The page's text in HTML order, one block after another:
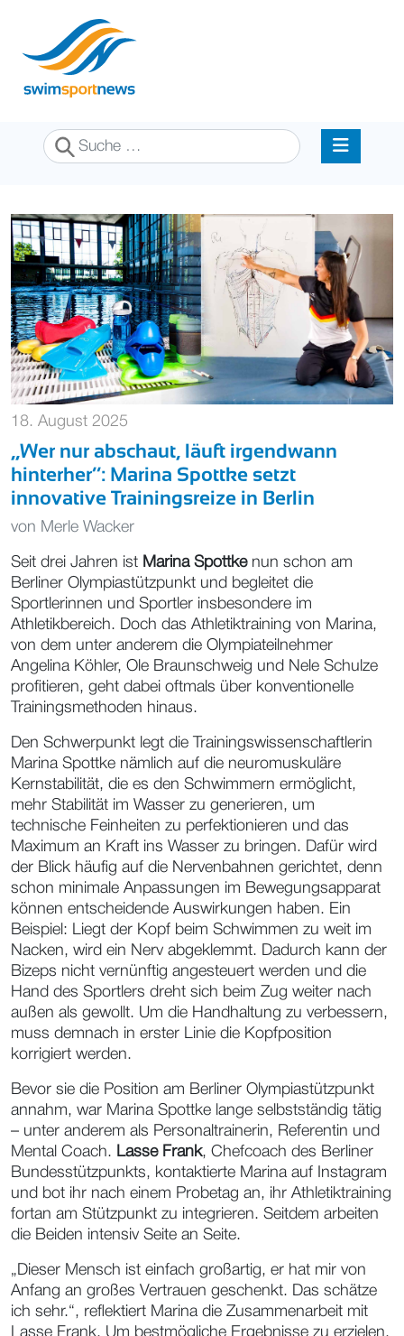
Suchen
18. August 2025
,,Wer nur abschaut, läuft irgendwann
hinterher‘‘: Marina Spottke setzt
innovative Trainingsreize in Berlin
von Merle Wacker
Seit drei Jahren ist Marina Spottkenun schon am
Berliner Olympiastützpunkt und begleitet die
Sportlerinnen und Sportler insbesondere im
Athletikbereich. Doch das Athletiktraining von Marina,
von dem unter anderem die Olympiateilnehmer
Angelina Köhler, Ole Braunschweig und Nele Schulze
profitieren, geht dabei oftmals über konventionelle
Trainingsmethoden hinaus.
Den Schwerpunkt legt die Trainingswissenschaftlerin
Marina Spottke nämlich auf die neuromuskuläre
Kernstabilität, die es den Schwimmern ermöglicht,
mehr Stabilität im Wasser zu generieren, um
technische Feinheiten zu perfektionieren und das
Maximum an Kraft ins Wasser zu bringen. Dafür wird
der Blick häufig auf die Nervenbahnen gerichtet, denn
schon minimale Anpassungen im Bewegungsapparat
können entscheidende Auswirkungen haben. Ein
Beispiel: Liegt der Kopf beim Schwimmen zu weit im
Nacken, wird ein Nerv abgeklemmt. Dadurch kann der
Bizeps nicht vernünftig angesteuert werden und die
Hand des Sportlers dreht sich beim Zug weiter nach
außen als gewollt. Um die Handhaltung zu verbessern,
muss demnach in erster Linie die Kopfposition
korrigiert werden.
Bevor sie die Position am Berliner Olympiastützpunkt
annahm, war Marina Spottke lange selbstständig tätig
– unter anderem als Personaltrainerin, Referentin und
Mental Coach. Lasse Frank, Chefcoach des Berliner
Bundesstützpunkts, kontaktierte Marina auf Instagram
und bot ihr nach einem Probetag an, ihr Athletiktraining
fortan am Stützpunkt zu integrieren. Seitdem arbeiten
die Beiden intensiv Seite an Seite.
„Dieser Mensch ist einfach großartig, er hat mir von
Anfang an großes Vertrauen geschenkt. Das schätze
ich sehr.“, reflektiert Marina die Zusammenarbeit mit
Lasse Frank. Um bestmögliche Ergebnisse zu erzielen,